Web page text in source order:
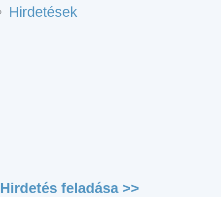
Hirdetések
Hirdetés feladása >>